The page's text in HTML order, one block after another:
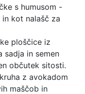
s humusom -
kot nalašč za
ploščice iz
sadja in semen
občutek sitosti.
z avokadom
maščob in